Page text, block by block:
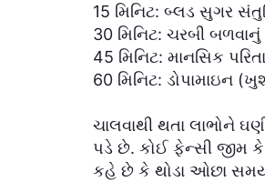
15 મિનિટ: બ્લડ સુગર
30 મિનિટ: ચરબી
45 મિનિટ: માનસિક
60 મિનિટ: ડોપામાઇન
ચાલવાથી થતા લાભોને
પડે છે. કોઈ ફેન્સી જીમ કે
કહે છે કે થોડા ઓછા